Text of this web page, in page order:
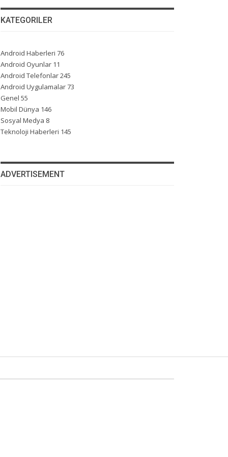
KATEGORILER
Android Haberleri 76
Android Oyunlar 11
Android Telefonlar245
Android Uygulamalar73
Genel 55
Mobil Dünya 146
Sosyal Medya 8
Teknoloji Haberleri 145
ADVERTISEMENT